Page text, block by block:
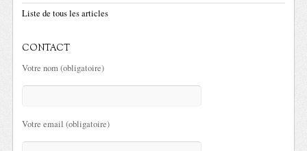
Liste de tous les articles
CONTACT
Votre nom (obligatoire)
Votre email (obligatoire)